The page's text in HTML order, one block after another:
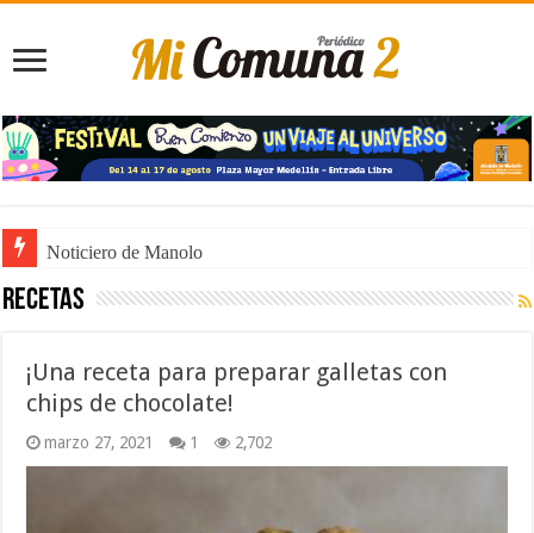
Noticiero de Manolo
Recetas
¡Una receta para preparar galletas con
chips de chocolate!
marzo 27, 2021 1 2,702